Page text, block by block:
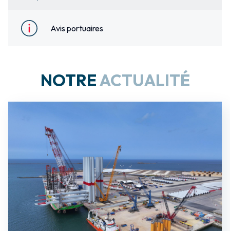
Avis portuaires
NOTREACTUALITÉ